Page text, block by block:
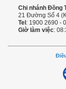
Chi nhánh Đồng
21 Đường Số 4
Tel : 1900 2690 -
Giờ làm việc: